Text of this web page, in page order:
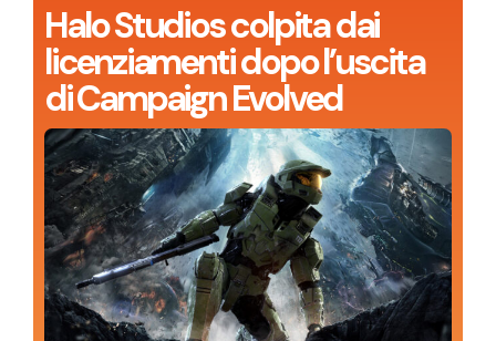
Halo Studios colpita dai
licenziamenti dopo l’uscita
di Campaign Evolved